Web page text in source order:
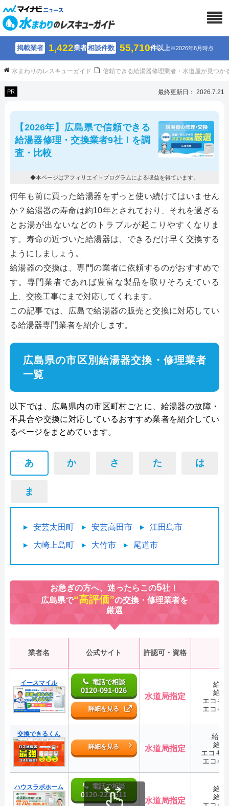
掲載業者 1,422業者相談件数 55,710件以上※2026年8月時点
水まわりのレスキューガイド 信頼できる給湯器修理業者・水道屋が見つか
PR 最終更新日： 2026.7.21
【2026年】広島県で信頼できる
給湯器修理・交換業者9社！を調
査・比較
◆本ページはアフィリエイトプログラムによる収益を得ています。
何年も前に買った給湯器をずっと使い続けてはいません
か？給湯器の寿命は約10年とされており、それを過ぎる
とお湯が出ないなどのトラブルが起こりやすくなりま
す。寿命の近づいた給湯器は、できるだけ早く交換する
ようにしましょう。
給湯器の交換は、専門の業者に依頼するのがおすすめで
す。専門業者であれば豊富な製品を取りそろえている
上、交換工事にまで対応してくれます。
この記事では、広島で給湯器の販売と交換に対応してい
る給湯器専門業者を紹介します。
広島県の市区別給湯器交換・修理業者
一覧
以下では、広島県内の市区町村ごとに、給湯器の故障・
不具合や交換に対応しているおすすめ業者を紹介してい
るページをまとめています。
あ か さ た は
ま
安芸太田町 安芸高田市 江田島市
大崎上島町 大竹市 尾道市
お急ぎの方へ、迷ったらこの5社！
広島県で“高評価”の交換・修理業者を
厳選
業者名 公式サイト 許認可・資格
イースマイル 電話で相談
0120-091-026
詳細を見る
水道局指定
給
給
エコキ
エコキ
交換できるくん
詳細を見る
水道局指定
給湯
給
エコキ
エコキ
ハウスラボホーム 電話で相談
0120-221-611
水道局指定
給
給